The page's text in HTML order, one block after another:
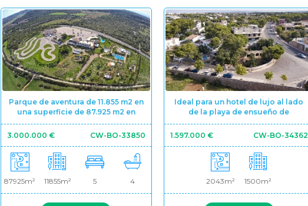
Parque de aventura de 11.855 m2 en
una superficie de 87.925 m2 en
Menorca en venta
3.000.000 €
CW-BO-33850
87925m² 11855m² 5 4
Ideal para un hotel de lujo al lado
de la playa de ensueño de
Santandria
1.597.000 €
CW-BO-34362
2043m² 1500m²